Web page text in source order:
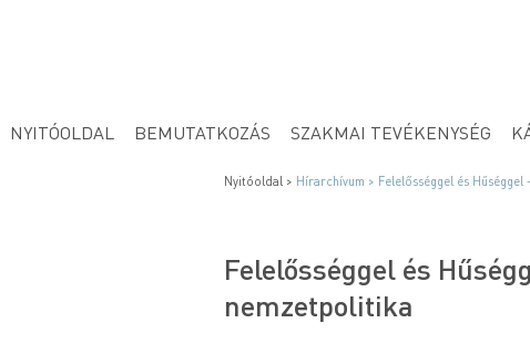
NYITÓOLDAL BEMUTATKOZÁS SZAKMAI TEVÉKENYSÉG
Nyitóoldal > Hírarchívum > Felelősséggel és
Felelősséggel és
nemzetpolitika